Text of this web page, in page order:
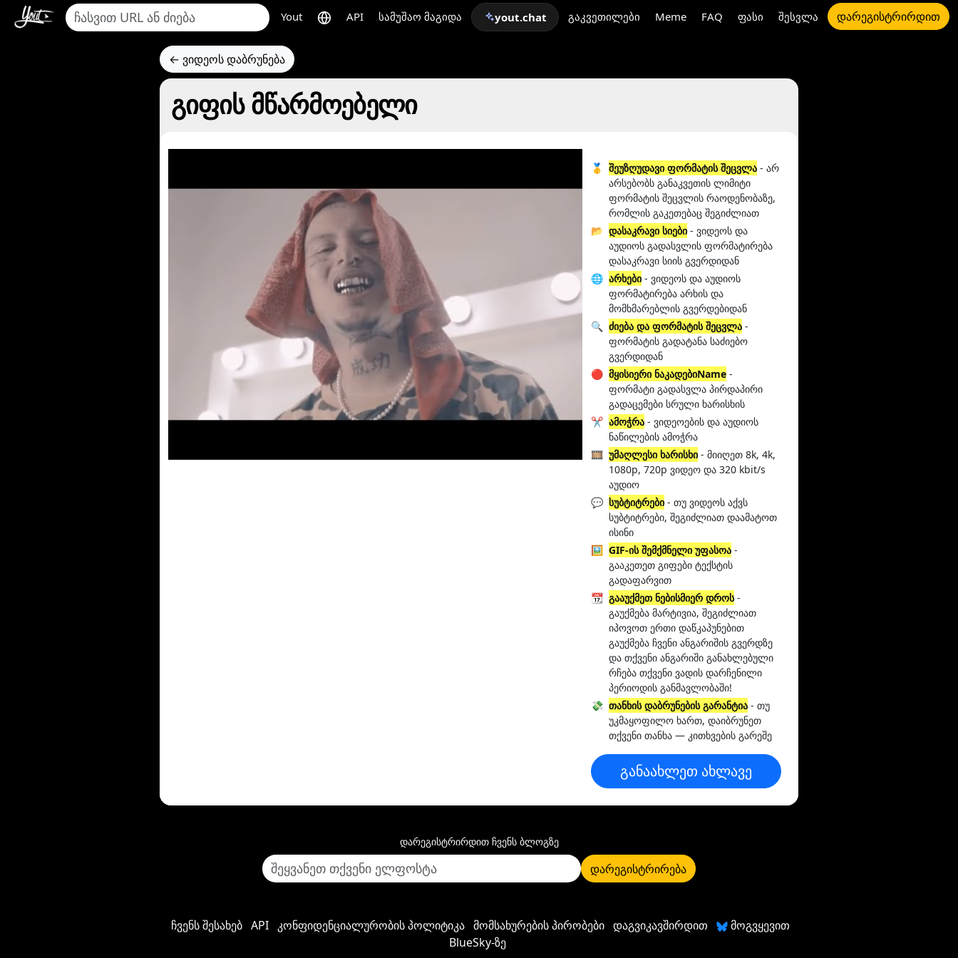
Yout API სამუშაო მაგიდა yout.chat გაკვეთილები Meme FAQ ფასი შესვლა დარეგისტრირდით
← ვიდეოს დაბრუნება
გიფის მწარმოებელი
🥇 შეუზღუდავი ფორმატის შეცვლა - არ
არსებობს განაკვეთის ლიმიტი
ფორმატის შეცვლის რაოდენობაზე,
რომლის გაკეთებაც შეგიძლიათ
📂 დასაკრავი სიები - ვიდეოს და
აუდიოს გადასვლის ფორმატირება
დასაკრავი სიის გვერდიდან
🌐 არხები - ვიდეოს და აუდიოს
ფორმატირება არხის და
მომხმარებლის გვერდებიდან
🔍 ძიება და ფორმატის შეცვლა -
ფორმატის გადატანა საძიებო
გვერდიდან
🔴 მყისიერი ნაკადებიName -
ფორმატი გადასვლა პირდაპირი
გადაცემები სრული ხარისხის
✂️ ამოჭრა - ვიდეოების და აუდიოს
ნაწილების ამოჭრა
🎞️ უმაღლესი ხარისხი - მიიღეთ 8k, 4k,
1080p, 720p ვიდეო და 320 kbit/s
აუდიო
💬 სუბტიტრები - თუ ვიდეოს აქვს
სუბტიტრები, შეგიძლიათ დაამატოთ
ისინი
🖼️ GIF-ის შემქმნელი უფასოა -
გააკეთეთ გიფები ტექსტის
გადაფარვით
📆 გააუქმეთ ნებისმიერ დროს-
გაუქმება მარტივია, შეგიძლიათ
იპოვოთ ერთი დაწკაპუნებით
გაუქმება ჩვენი ანგარიშის გვერდზე
და თქვენი ანგარიში განახლებული
რჩება თქვენი ვადის დარჩენილი
პერიოდის განმავლობაში!
💸 თანხის დაბრუნების გარანტია - თუ
უკმაყოფილო ხართ, დაიბრუნეთ
თქვენი თანხა — კითხვების გარეშე
განაახლეთ ახლავე
დარეგისტრირდით ჩვენს ბლოგზე
დარეგისტრირება
ჩვენს შესახებ API კონფიდენციალურობის პოლიტიკა მომსახურების პირობები დაგვიკავშირდით
მოგვყევით
BlueSky-ზე